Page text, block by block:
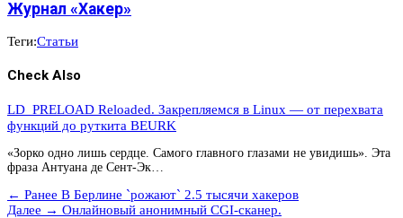
Журнал «Хакер»
Теги:Статьи
Check Also
LD_PRELOAD Reloaded. Закрепляемся в Linux — от перехвата
функций до руткита BEURK
«Зорко одно лишь сердце. Самого главного глазами не увидишь». Эта
фраза Антуана де Сент-Эк…
← Ранее В Берлине `рожают` 2.5 тысячи хакеров
Далее → Oнлайновый анонимный CGI-сканер.